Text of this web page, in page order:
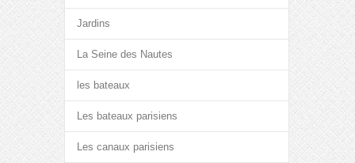
Jardins
La Seine des Nautes
les bateaux
Les bateaux parisiens
Les canaux parisiens